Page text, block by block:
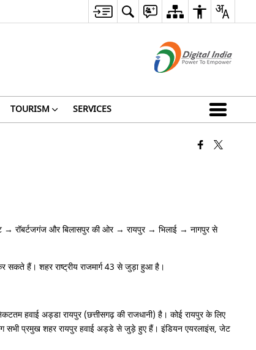
TOURISM SERVICES
→ रॉबर्टजगंज और बिलासपुर की ओर → रायपुर → भिलाई → नागपुर से
सकते हैं। शहर राष्ट्रीय राजमार्ग 43 से जुड़ा हुआ है।
हवाई अड्डा रायपुर (छत्तीसगढ़ की राजधानी) है। कोई रायपुर के लिए
सभी प्रमुख शहर रायपुर हवाई अड्डे से जुड़े हुए हैं। इंडियन एयरलाइंस, जेट